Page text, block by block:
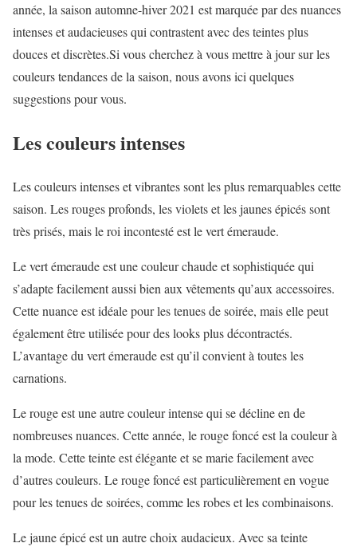
année, la saison automne-hiver 2021 est marquée par des nuances
intenses et audacieuses qui contrastent avec des teintes plus
douces et discrètes.Si vous cherchez à vous mettre à jour sur les
couleurs tendances de la saison, nous avons ici quelques
suggestions pour vous.
Les couleurs intenses
Les couleurs intenses et vibrantes sont les plus remarquables cette
saison. Les rouges profonds, les violets et les jaunes épicés sont
très prisés, mais le roi incontesté est le vert émeraude.
Le vert émeraude est une couleur chaude et sophistiquée qui
s’adapte facilement aussi bien aux vêtements qu’aux accessoires.
Cette nuance est idéale pour les tenues de soirée, mais elle peut
également être utilisée pour des looks plus décontractés.
L’avantage du vert émeraude est qu’il convient à toutes les
carnations.
Le rouge est une autre couleur intense qui se décline en de
nombreuses nuances. Cette année, le rouge foncé est la couleur à
la mode. Cette teinte est élégante et se marie facilement avec
d’autres couleurs. Le rouge foncé est particulièrement en vogue
pour les tenues de soirées, comme les robes et les combinaisons.
Le jaune épicé est un autre choix audacieux. Avec sa teinte